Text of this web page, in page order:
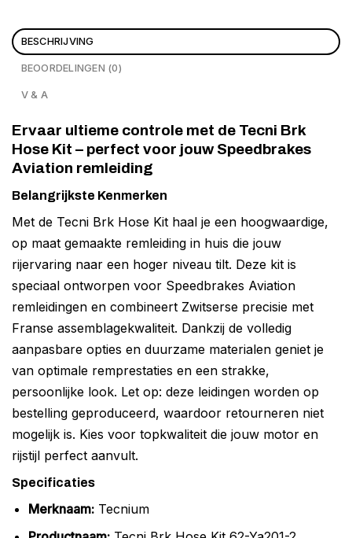
BESCHRIJVING
BEOORDELINGEN (0)
V & A
Ervaar ultieme controle met de Tecni Brk
Hose Kit – perfect voor jouw Speedbrakes
Aviation remleiding
Belangrijkste Kenmerken
Met de Tecni Brk Hose Kit haal je een hoogwaardige,
op maat gemaakte remleiding in huis die jouw
rijervaring naar een hoger niveau tilt. Deze kit is
speciaal ontworpen voor Speedbrakes Aviation
remleidingen en combineert Zwitserse precisie met
Franse assemblagekwaliteit. Dankzij de volledig
aanpasbare opties en duurzame materialen geniet je
van optimale remprestaties en een strakke,
persoonlijke look. Let op: deze leidingen worden op
bestelling geproduceerd, waardoor retourneren niet
mogelijk is. Kies voor topkwaliteit die jouw motor en
rijstijl perfect aanvult.
Specificaties
Merknaam:Tecnium